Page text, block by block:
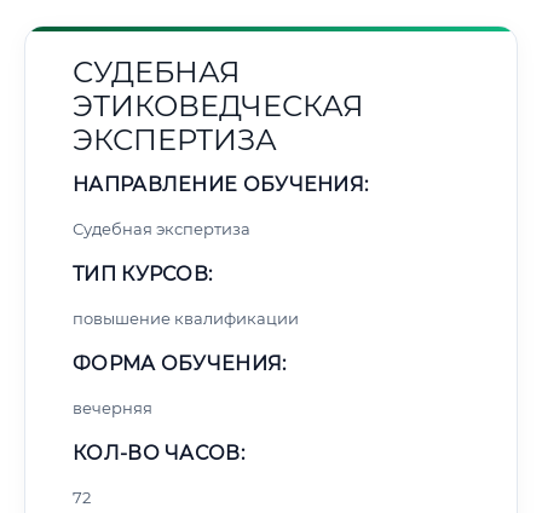
СУДЕБНАЯ
ЭТИКОВЕДЧЕСКАЯ
ЭКСПЕРТИЗА
НАПРАВЛЕНИЕ ОБУЧЕНИЯ:
Судебная экспертиза
ТИП КУРСОВ:
повышение квалификации
ФОРМА ОБУЧЕНИЯ:
вечерняя
КОЛ-ВО ЧАСОВ:
72